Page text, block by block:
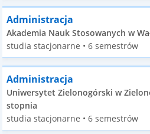
Administracja
Akademia Nauk Stosowanych w
studia stacjonarne • 6 semestrów
Administracja
Uniwersytet Zielonogórski w
stopnia
studia stacjonarne • 6 semestrów